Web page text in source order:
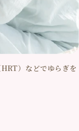
）などでゆらぎを